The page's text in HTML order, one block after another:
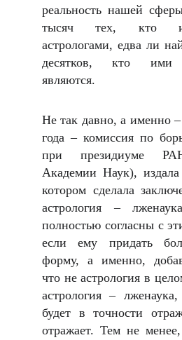
реальность нашей
тысяч тех, кто
астрологами, едва ли
десятков, кто ими
являются.
Не так давно, а именно
года – комиссия по
при президиуме
Академии Наук), издала
котором сделала
астрология –
полностью согласны с
если ему придать
форму, а именно,
что не астрология в
астрология –
будет в точности
отражает. Тем не